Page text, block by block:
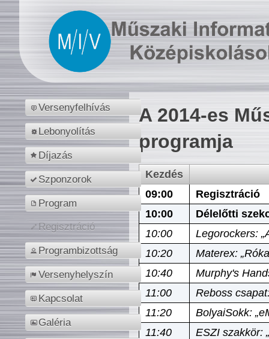
Versenyfelhívás
Lebonyolítás
Díjazás
Szponzorok
Program
Regisztráció
Programbizottság
Versenyhelyszín
Kapcsolat
Galéria
A 2014-es
programja
Kezdés
09:00
Regisztráció
10:00
Délelőtti
10:00
Legorockers:
10:20
Materex:
10:40
Murphy's
11:00
Reboss
11:20
BolyaiSokk:
11:40
ESZI szakkör: